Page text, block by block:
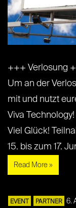
+++ Verlosung
Um an der
mit und nutzt
Viva
Viel Glück!
15. bis zum 17.
Read More »
EVENT PARTNER 6.